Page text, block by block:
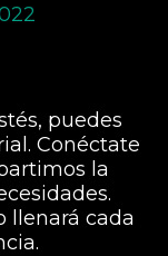
puedes
Conéctate
la
llenará cada